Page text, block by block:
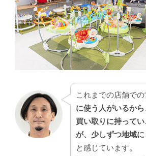
これまでの店舗での
に使う人がいるから
買い取りに持って
が、少しずつ地域
と感じています。